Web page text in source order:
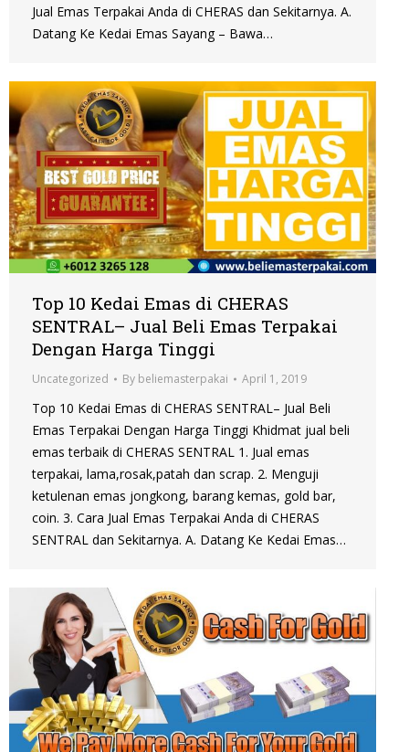
Jual Emas Terpakai Anda di CHERAS dan Sekitarnya. A.
Datang Ke Kedai Emas Sayang – Bawa…
Top 10 Kedai Emas di CHERAS
SENTRAL– Jual Beli Emas Terpakai
Dengan Harga Tinggi
Uncategorized By beliemasterpakai April 1, 2019
Top 10 Kedai Emas di CHERAS SENTRAL– Jual Beli
Emas Terpakai Dengan Harga Tinggi Khidmat jual beli
emas terbaik di CHERAS SENTRAL 1. Jual emas
terpakai, lama,rosak,patah dan scrap. 2. Menguji
ketulenan emas jongkong, barang kemas, gold bar,
coin. 3. Cara Jual Emas Terpakai Anda di CHERAS
SENTRAL dan Sekitarnya. A. Datang Ke Kedai Emas…